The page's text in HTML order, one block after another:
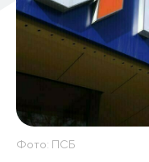
Фото: ПСБ